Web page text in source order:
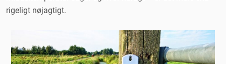
rigeligt nøjagtigt.